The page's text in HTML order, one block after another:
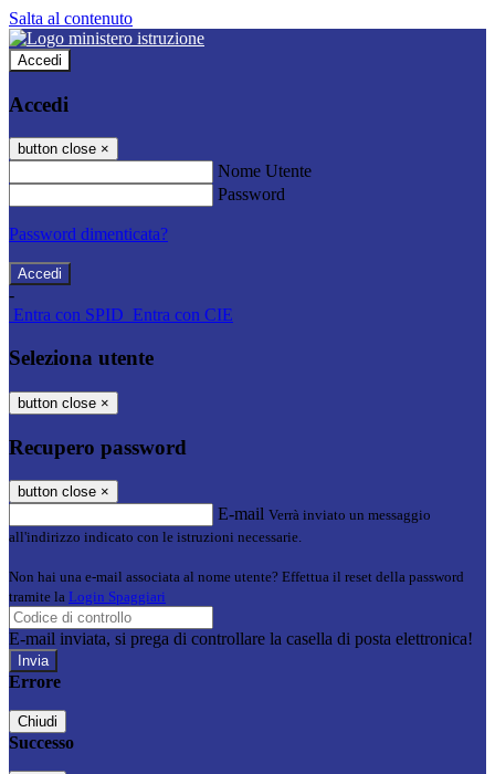
Salta al contenuto
Accedi
Accedi
button close ×
Nome Utente
Password
Password dimenticata?
-
Entra con SPID Entra con CIE
Seleziona utente
button close ×
Recupero password
button close ×
E-mail Verrà inviato un messaggio
all'indirizzo indicato con le istruzioni necessarie.
Non hai una e-mail associata al nome utente? Effettua il reset della password
tramite la Login Spaggiari
E-mail inviata, si prega di controllare la casella di posta elettronica!
Errore
Chiudi
Successo